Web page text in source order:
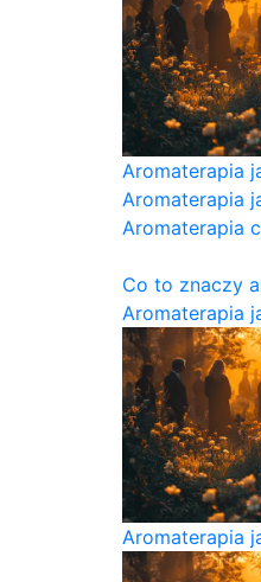
Aromaterapia
Aromaterapia
Aromaterapia
Co to znaczy
Aromaterapia
Aromaterapia